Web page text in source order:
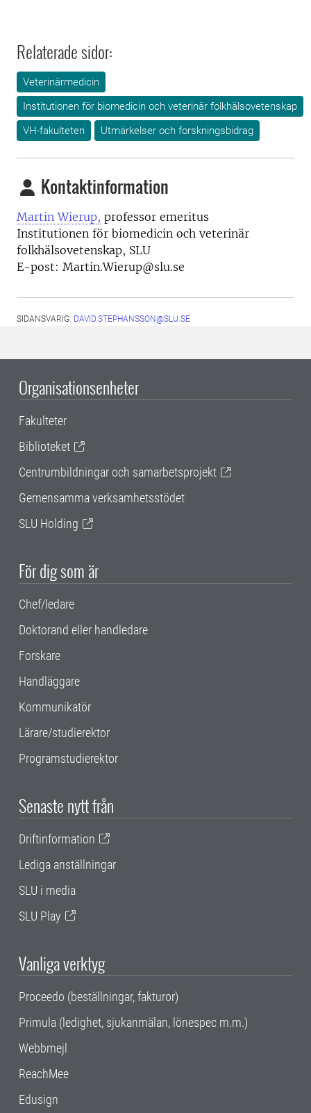
Relaterade sidor:
Veterinärmedicin
Institutionen för biomedicin och veterinär folkhälsovetenskap
VH-fakulteten
Utmärkelser och forskningsbidrag
Kontaktinformation
Martin Wierup, professor emeritus
Institutionen för biomedicin och veterinär
folkhälsovetenskap, SLU
E-post: Martin.Wierup@slu.se
SIDANSVARIG: DAVID.STEPHANSSON@SLU.SE
Organisationsenheter
Fakulteter
Biblioteket
Centrumbildningar och samarbetsprojekt
Gemensamma verksamhetsstödet
SLU Holding
För dig som är
Chef/ledare
Doktorand eller handledare
Forskare
Handläggare
Kommunikatör
Lärare/studierektor
Programstudierektor
Senaste nytt från
Driftinformation
Lediga anställningar
SLU i media
SLU Play
Vanliga verktyg
Proceedo (beställningar, fakturor)
Primula (ledighet, sjukanmälan, lönespec m.m.)
Webbmejl
ReachMee
Edusign